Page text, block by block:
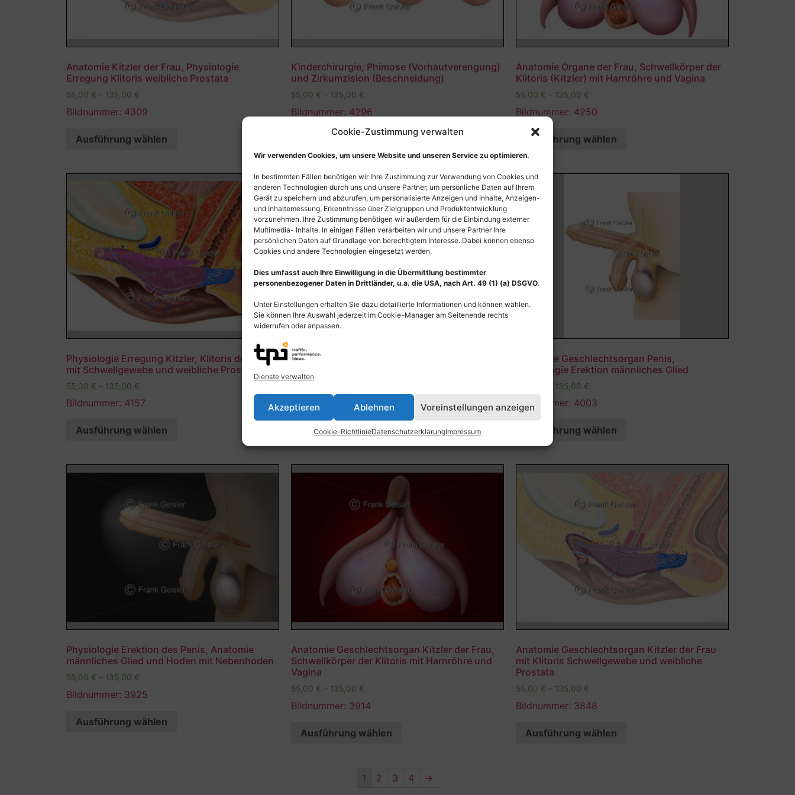
Cookie-Zustimmung verwalten
Wir verwenden Cookies, um unsere Website und unseren Service zu optimieren.
In bestimmten Fällen benötigen wir Ihre Zustimmung zur Verwendung von Cookies und
anderen Technologien durch uns und unsere Partner, um persönliche Daten auf Ihrem
Gerät zu speichern und abzurufen, um personalisierte Anzeigen und Inhalte, Anzeigen-
und Inhaltemessung, Erkenntnisse über Zielgruppen und Produktentwicklung
vorzunehmen. Ihre Zustimmung benötigen wir außerdem für die Einbindung externer
Multimedia- Inhalte. In einigen Fällen verarbeiten wir und unsere Partner Ihre
persönlichen Daten auf Grundlage von berechtigtem Interesse. Dabei können ebenso
Cookies und andere Technologien eingesetzt werden.
Dies umfasst auch Ihre Einwilligung in die Übermittlung bestimmter
personenbezogener Daten in Drittländer, u.a. die USA, nach Art. 49 (1) (a) DSGVO.
Unter Einstellungen erhalten Sie dazu detaillierte Informationen und können wählen.
Sie können Ihre Auswahl jederzeit im Cookie-Manager am Seitenende rechts
widerrufen oder anpassen.
Dienste verwalten
Akzeptieren Ablehnen Voreinstellungen anzeigen
Cookie-RichtlinieDatenschutzerklärungImpressum
Anatomie Kitzler der Frau, Physiologie
Erregung Klitoris weibliche Prostata
55,00 € – 135,00 €
Bildnummer: 4309
Ausführung wählen
Kinderchirurgie, Phimose (Vorhautverengung)
und Zirkumzision (Beschneidung)
55,00 € – 135,00 €
Bildnummer: 4296
Ausführung wählen
Anatomie Organe der Frau, Schwellkörper der
Klitoris (Kitzler) mit Harnröhre und Vagina
55,00 € – 135,00 €
Bildnummer: 4250
Ausführung wählen
Physiologie Erregung Kitzler, Klitoris der Frau
mit Schwellgewebe und weibliche Prostata
55,00 € – 135,00 €
Bildnummer: 4157
Ausführung wählen
Kinderchirurgie, Phimose (Vorhautverengung)
Bildnummer: 4154
Ausführung wählen
Anatomie Geschlechtsorgan Penis,
Physiologie Erektion männliches Glied
135,00 €
Bildnummer: 4003
Ausführung wählen
Physiologie Erektion des Penis, Anatomie
männliches Glied und Hoden mit Nebenhoden
55,00 € – 135,00 €
Bildnummer: 3925
Ausführung wählen
Anatomie Geschlechtsorgan Kitzler der Frau,
Schwellkörper der Klitoris mit Harnröhre und
Vagina
55,00 € – 135,00 €
Bildnummer: 3914
Ausführung wählen
Anatomie Geschlechtsorgan Kitzler der Frau
mit Klitoris Schwellgewebe und weibliche
Prostata
55,00 € – 135,00 €
Bildnummer: 3848
Ausführung wählen
1 2 3 4 →